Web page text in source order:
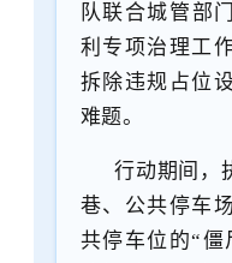
队联合城管部
利专项治理工
拆除违规占位
难题。
行动期间，
巷、公共停车
共停车位的“僵